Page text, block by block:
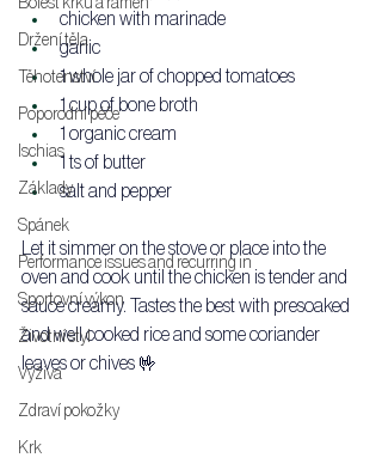
Bolest krku a ramen
Držení těla
Těhotenství
Poporodní péče
Ischias
Základy
Spánek
Performance issues and recurring in
Sportovní výkon
Životní styl
Výživa
Zdraví pokožky
Krk
chicken with marinade
garlic
1 whole jar of chopped tomatoes
1 cup of bone broth
1 organic cream
1 ts of butter
salt and pepper
Let it simmer on the stove or place into the
oven and cook until the chicken is tender and
sauce creamy. Tastes the best with presoaked
and well cooked rice and some coriander
leaves or chives 🤟